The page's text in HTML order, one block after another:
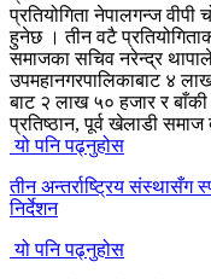
प्रतियोगिता नेपालगन्ज
हुनेछ । तीन वटै
समाजका सचिव नरेन्द्र
उपमहानगरपालिकाबाट ४
बाट २ लाख ५० हजार र
प्रतिष्ठान, पूर्व खेलाडी
यो पनि पढ्नुहोस
तीन अन्तर्राष्ट्रिय संस्थासँग
निर्देशन
यो पनि पढ्नुहोस